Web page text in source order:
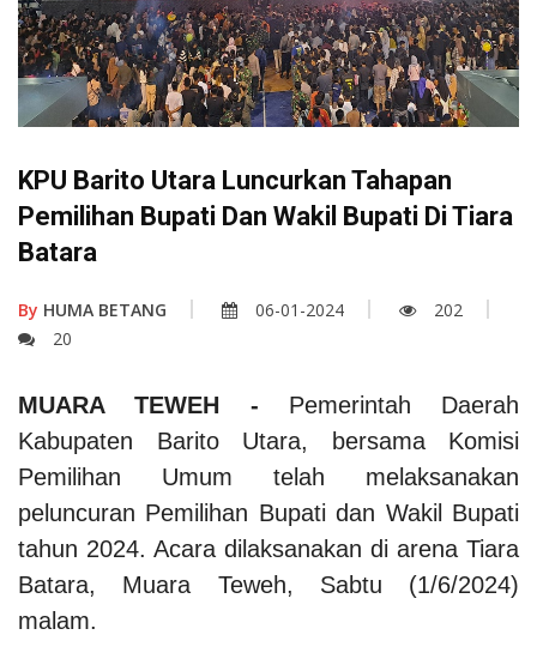
KPU Barito Utara Luncurkan Tahapan
Pemilihan Bupati Dan Wakil Bupati Di Tiara
Batara
By HUMA BETANG 06-01-2024
202
20
MUARA TEWEH - Pemerintah Daerah
Kabupaten Barito Utara, bersama Komisi
Pemilihan Umum telah melaksanakan
peluncuran Pemilihan Bupati dan Wakil Bupati
tahun 2024. Acara dilaksanakan di arena Tiara
Batara, Muara Teweh, Sabtu (1/6/2024)
malam.